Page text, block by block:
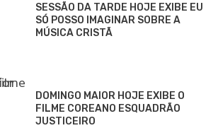
SESSÃO DA TARDE HOJE EXIBE EU
SÓ POSSO IMAGINAR SOBRE A
MÚSICA CRISTÃ
DOMINGO MAIOR HOJE EXIBE O
FILME COREANO ESQUADRÃO
JUSTICEIRO